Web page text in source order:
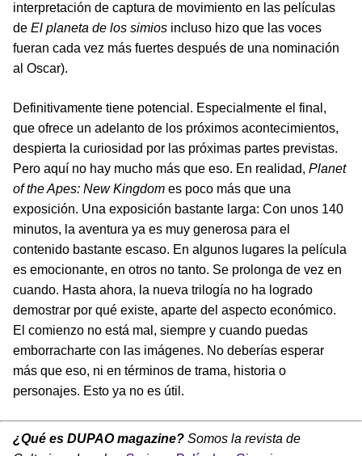
interpretación de captura de movimiento en las películas
de El planeta de los simios incluso hizo que las voces
fueran cada vez más fuertes después de una nominación
al Oscar).
Definitivamente tiene potencial. Especialmente el final,
que ofrece un adelanto de los próximos acontecimientos,
despierta la curiosidad por las próximas partes previstas.
Pero aquí no hay mucho más que eso. En realidad, Planet
of the Apes: New Kingdom es poco más que una
exposición. Una exposición bastante larga: Con unos 140
minutos, la aventura ya es muy generosa para el
contenido bastante escaso. En algunos lugares la película
es emocionante, en otros no tanto. Se prolonga de vez en
cuando. Hasta ahora, la nueva trilogía no ha logrado
demostrar por qué existe, aparte del aspecto económico.
El comienzo no está mal, siempre y cuando puedas
emborracharte con las imágenes. No deberías esperar
más que eso, ni en términos de trama, historia o
personajes. Esto ya no es útil.
¿Qué es DUPAO magazine? Somos la revista de